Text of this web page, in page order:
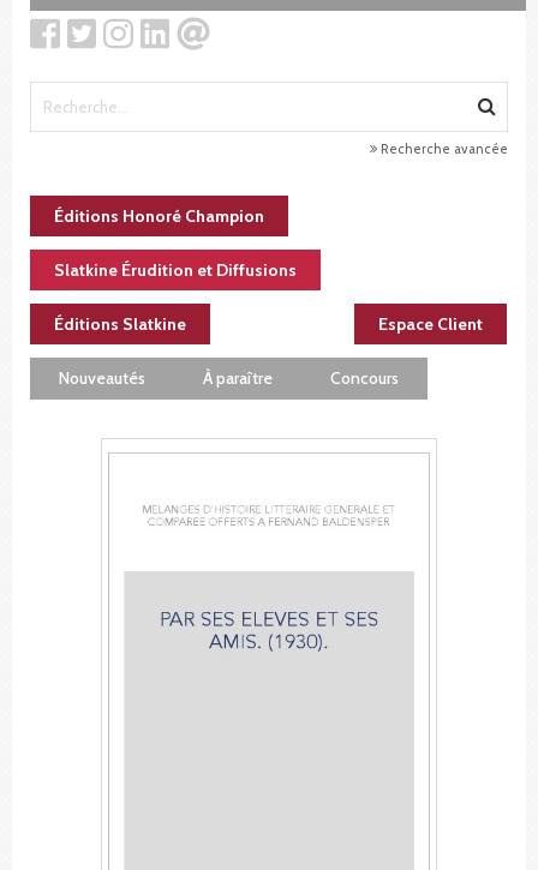
Recherche avancée
Éditions Honoré Champion
Slatkine Érudition et Diffusions
Éditions Slatkine Espace Client
Nouveautés À paraître Concours